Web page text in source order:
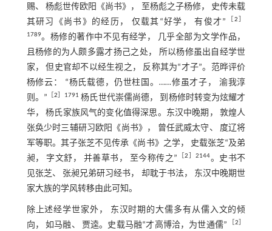
赐、 杨彪世传欧阳《尚书》， 至杨彪之子杨修， 史传未载
其研习《尚书》的经历， 仅载其“好学， 有俊才”
［2
1789。杨修的著作中不见有经学， 几乎全部为文学作品，
且杨修的为人颇多露才扬己之处， 所以杨修虽出自经学世
家， 但史官却不以经生视之， 反称其为“才子”。范晔评价
杨修云： “杨氏载德，仍世柱国。……修虽才子， 渝我淳
则。” ［2 ］1791 杨氏世代崇儒尚德， 到杨修时转变为炫耀才
华， 杨氏家族风气的变化值得深思。东汉中晚期， 敦煌人
张奂少时三辅研习欧阳《尚书》， 曾任武威太守、 度辽将
军等职。其子张芝不见传承《尚书》之学， 史载张芝“及弟
昶， 字文舒， 并善草书， 至今称传之”
［2 ］2144。史书不
见张芝、 张昶兄弟研习经书， 却耽于书法， 东汉中晚期世
家大族的学风转移由此可知。
除上述经学世家外， 东汉时期的大儒多有从儒入文的倾
向， 如马融、 贾逵。史载马融“才高博洽，为世通儒” ［2